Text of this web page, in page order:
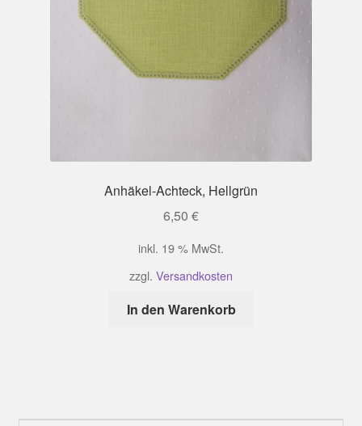
Anhäkel-Achteck, Hellgrün
6,50 €
inkl. 19 % MwSt.
zzgl. Versandkosten
In den Warenkorb